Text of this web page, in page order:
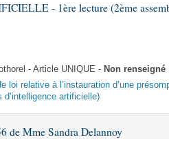
- 1ère lecture (2ème
- Article UNIQUE - Non renseigné
loi relative à l’instauration d’une
artificielle)
de Mme Sandra Delannoy